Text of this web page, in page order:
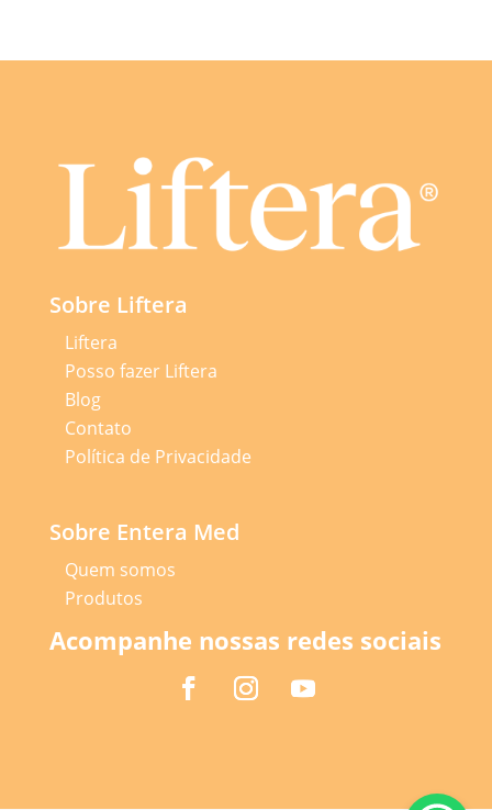
Sobre Liftera
Liftera
Posso fazer Liftera
Blog
Contato
Política de Privacidade
Sobre Entera Med
Quem somos
Produtos
Acompanhe nossas redes sociais